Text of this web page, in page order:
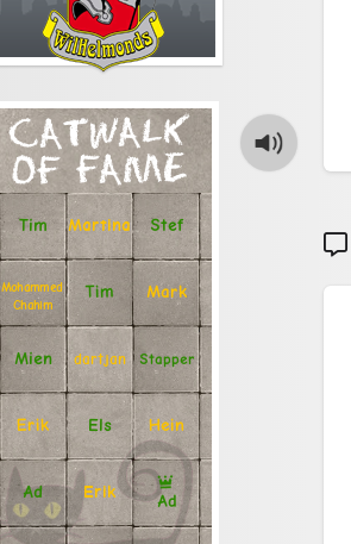
CATWALK
OF FAME
Tim Martina Stef
Mohammed
Chahim
Tim Mark
Mien dartjan Stapper
Erik Els Hein
Ad Erik
Ad